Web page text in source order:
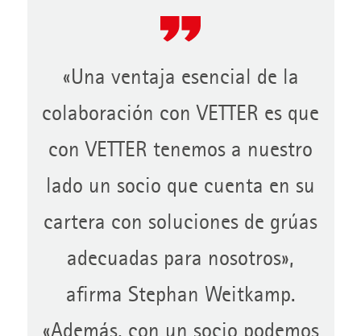
«Una ventaja esencial de la
colaboración con VETTER es que
con VETTER tenemos a nuestro
lado un socio que cuenta en su
cartera con soluciones de grúas
adecuadas para nosotros»,
afirma Stephan Weitkamp.